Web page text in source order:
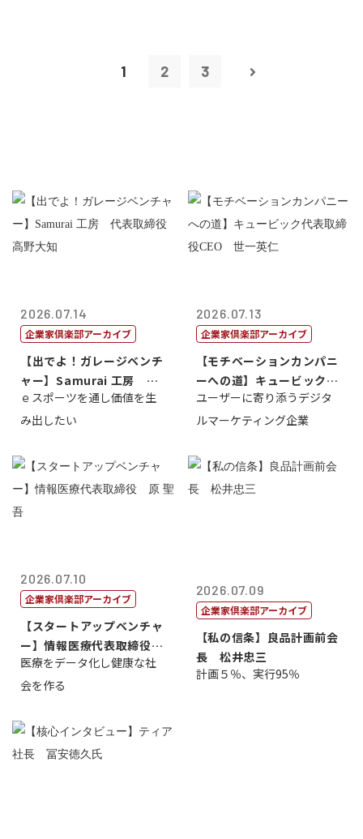
1 2 3
2026.07.14
企業家倶楽部アーカイブ
【出でよ！ガレージベンチ
ャー】Samurai 工房 代
表取締...
ｅスポーツを通し価値を生
み出したい
2026.07.13
企業家倶楽部アーカイブ
【モチベーションカンパニ
ーへの道】キュービック代
表取締役CE...
ユーザーに寄り添うデジタ
ルマーケティング企業
2026.07.10
企業家倶楽部アーカイブ
【スタートアップベンチャ
ー】情報医療代表取締役
原 聖吾
医療をデータ化し健康な社
会を作る
2026.07.09
企業家倶楽部アーカイブ
【私の信条】良品計画前会
長 松井忠三
計画５％、実行95％